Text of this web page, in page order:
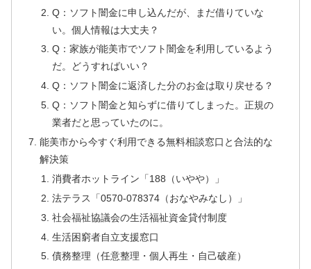
Q：ソフト闇金に申し込んだが、まだ借りていな
い。個人情報は大丈夫？
Q：家族が能美市でソフト闇金を利用しているよう
だ。どうすればいい？
Q：ソフト闇金に返済した分のお金は取り戻せる？
Q：ソフト闇金と知らずに借りてしまった。正規の
業者だと思っていたのに。
能美市から今すぐ利用できる無料相談窓口と合法的な
解決策
消費者ホットライン「188（いやや）」
法テラス「0570-078374（おなやみなし）」
社会福祉協議会の生活福祉資金貸付制度
生活困窮者自立支援窓口
債務整理（任意整理・個人再生・自己破産）